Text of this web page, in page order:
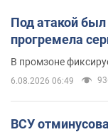
Под атакой
прогремела
В промзоне
6.08.2026 06:49
ВСУ